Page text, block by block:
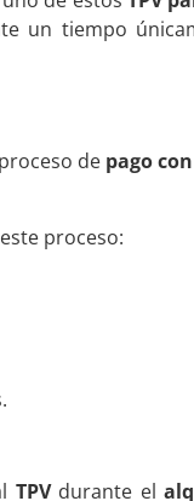
un tiempo
de pago
proceso:
TPVdurante el